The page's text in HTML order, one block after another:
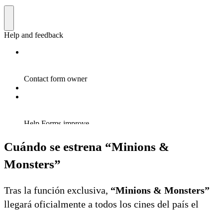
Cuándo se estrena “Minions &
Monsters”
Tras la función exclusiva, “Minions & Monsters”
llegará oficialmente a todos los cines del país el